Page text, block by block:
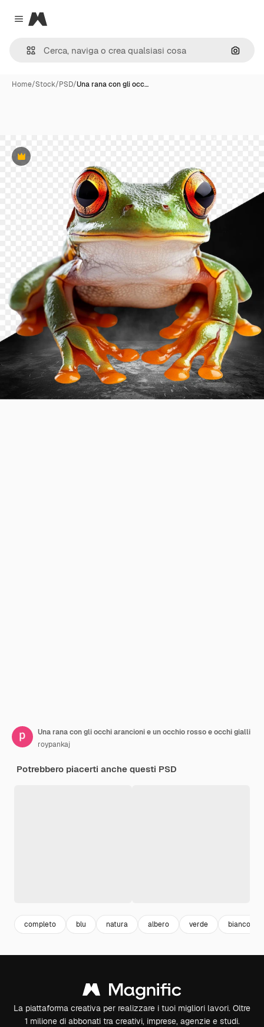
Close menu
Magnific
Cerca
Home/Stock/PSD/Una rana con gli occ…
Premium
Una rana con gli occhi arancioni e un occhio rosso e occhi gialli
roypankaj
Potrebbero piacerti anche questi PSD
completo blu natura albero verde bianco
La piattaforma creativa per realizzare i tuoi migliori lavori. Oltre
1 milione di abbonati tra creativi, imprese, agenzie e studi.